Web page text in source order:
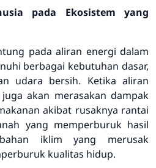
pada Ekosistem yang
pada aliran energi dalam
berbagai kebutuhan dasar,
udara bersih. Ketika aliran
akan merasakan dampak
akibat rusaknya rantai
yang memperburuk hasil
iklim yang merusak
kualitas hidup.